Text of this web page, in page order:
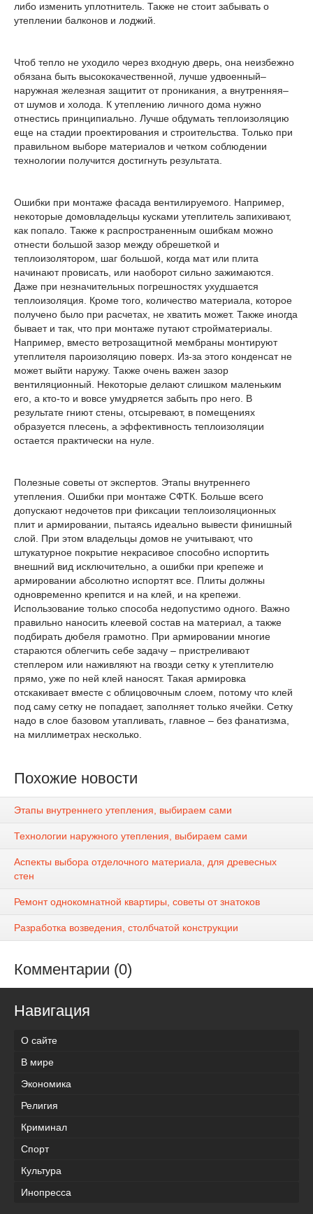
либо изменить уплотнитель. Также не стоит забывать о
утеплении балконов и лоджий.
Чтоб тепло не уходило через входную дверь, она неизбежно
обязана быть высококачественной, лучше удвоенный–
наружная железная защитит от проникания, а внутренняя–
от шумов и холода. К утеплению личного дома нужно
отнестись принципиально. Лучше обдумать теплоизоляцию
еще на стадии проектирования и строительства. Только при
правильном выборе материалов и четком соблюдении
технологии получится достигнуть результата.
Ошибки при монтаже фасада вентилируемого. Например,
некоторые домовладельцы кусками утеплитель запихивают,
как попало. Также к распространенным ошибкам можно
отнести большой зазор между обрешеткой и
теплоизолятором, шаг большой, когда мат или плита
начинают провисать, или наоборот сильно зажимаются.
Даже при незначительных погрешностях ухудшается
теплоизоляция. Кроме того, количество материала, которое
получено было при расчетах, не хватить может. Также иногда
бывает и так, что при монтаже путают стройматериалы.
Например, вместо ветрозащитной мембраны монтируют
утеплителя пароизоляцию поверх. Из-за этого конденсат не
может выйти наружу. Также очень важен зазор
вентиляционный. Некоторые делают слишком маленьким
его, а кто-то и вовсе умудряется забыть про него. В
результате гниют стены, отсыревают, в помещениях
образуется плесень, а эффективность теплоизоляции
остается практически на нуле.
Полезные советы от экспертов. Этапы внутреннего
утепления. Ошибки при монтаже СФТК. Больше всего
допускают недочетов при фиксации теплоизоляционных
плит и армировании, пытаясь идеально вывести финишный
слой. При этом владельцы домов не учитывают, что
штукатурное покрытие некрасивое способно испортить
внешний вид исключительно, а ошибки при крепеже и
армировании абсолютно испортят все. Плиты должны
одновременно крепится и на клей, и на крепежи.
Использование только способа недопустимо одного. Важно
правильно наносить клеевой состав на материал, а также
подбирать дюбеля грамотно. При армировании многие
стараются облегчить себе задачу – пристреливают
степлером или наживляют на гвозди сетку к утеплителю
прямо, уже по ней клей наносят. Такая армировка
отскакивает вместе с облицовочным слоем, потому что клей
под саму сетку не попадает, заполняет только ячейки. Сетку
надо в слое базовом утапливать, главное – без фанатизма,
на миллиметрах несколько.
Похожие новости
Этапы внутреннего утепления, выбираем сами
Технологии наружного утепления, выбираем сами
Аспекты выбора отделочного материала, для древесных
стен
Ремонт однокомнатной квартиры, советы от знатоков
Разработка возведения, столбчатой конструкции
Комментарии (0)
Навигация
О сайте
В мире
Экономика
Религия
Криминал
Спорт
Культура
Инопресса